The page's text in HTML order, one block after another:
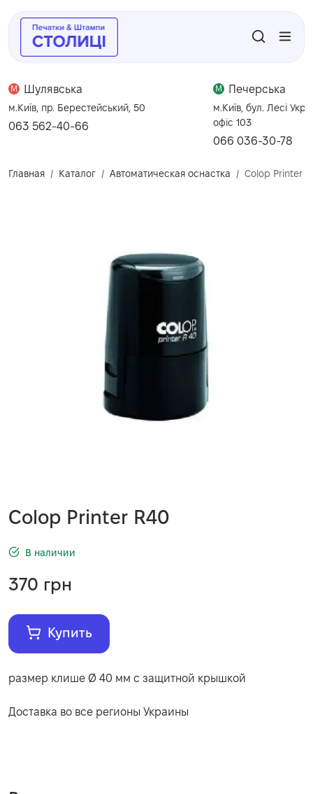
M Шулявська
м.Київ, пр. Берестейський, 50
063 562-40-66
M Печерська
м.Київ, бул. Лесі
офіс 103
066 036-30-78
Главная Каталог Автоматическая оснастка Colop Printer
Colop Printer R40
В наличии
370 грн
Купить
размер клише Ø 40 мм c защитной крышкой
Доставка во все регионы Украины